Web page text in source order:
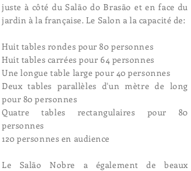
juste à côté du Salão do Brasão et en face du
jardin à la française. Le Salon a la capacité de:
Huit tables rondes pour 80 personnes
Huit tables carrées pour 64 personnes
Une longue table large pour 40 personnes
Deux tables parallèles d'un mètre de long
pour 80 personnes
Quatre tables rectangulaires pour 80
personnes
120 personnes en audience
Le Salão Nobre a également de beaux